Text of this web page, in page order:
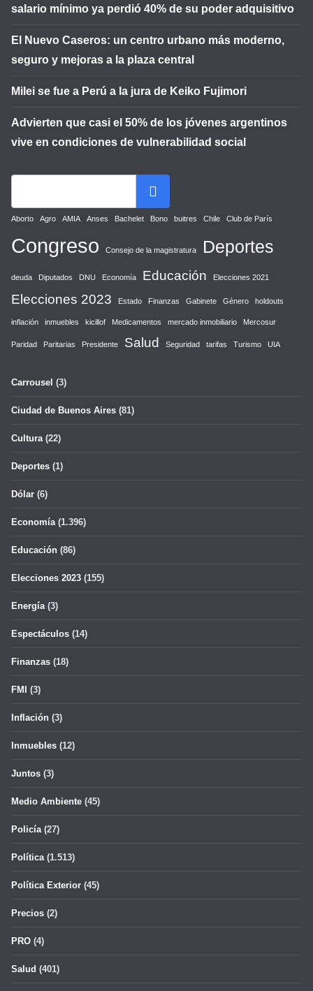
salario mínimo ya perdió 40% de su poder adquisitivo
El Nuevo Caseros: un centro urbano más moderno,
seguro y mejoras a la plaza central
Milei se fue a Perú a la jura de Keiko Fujimori
Advierten que casi el 50% de los jóvenes argentinos
vive en condiciones de vulnerabilidad social
Aborto Agro AMIA Anses Bachelet Bono buitres Chile Club de París
Congreso Consejo de la magistratura Deportes
deuda Diputados DNU Economía Educación Elecciones 2021
Elecciones 2023 Estado Finanzas Gabinete Género holdouts
inflación inmuebles kicillof Medicamentos mercado inmobiliario Mercosur
Paridad Paritarias Presidente Salud Seguridad tarifas Turismo UIA
Carrousel (3)
Ciudad de Buenos Aires (81)
Cultura(22)
Deportes (1)
Dólar (6)
Economía(1.396)
Educación (86)
Elecciones 2023 (155)
Energía(3)
Espectáculos (14)
Finanzas (18)
FMI (3)
Inflación (3)
Inmuebles (12)
Juntos (3)
Medio Ambiente (45)
Policía(27)
Política(1.513)
Política Exterior (45)
Precios (2)
PRO (4)
Salud (401)